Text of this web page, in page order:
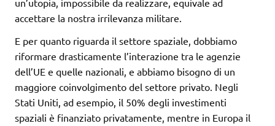
un’utopia, impossibile da realizzare, equivale ad
accettare la nostra irrilevanza militare.
E per quanto riguarda il settore spaziale, dobbiamo
riformare drasticamente l’interazione tra le agenzie
dell’UE e quelle nazionali, e abbiamo bisogno di un
maggiore coinvolgimento del settore privato. Negli
Stati Uniti, ad esempio, il 50% degli investimenti
spaziali è finanziato privatamente, mentre in Europa il